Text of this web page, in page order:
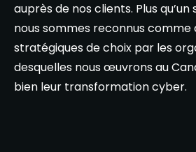
auprès de nos clients. Plus
nous sommes reconnus
stratégiques de choix par les
desquelles nous œuvrons au
bien leur transformation cyber.